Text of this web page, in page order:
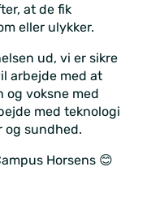
at de fik
eller ulykker.
ud, vi er sikre
arbejde med at
og voksne med
med teknologi
og sundhed.
Horsens 😊